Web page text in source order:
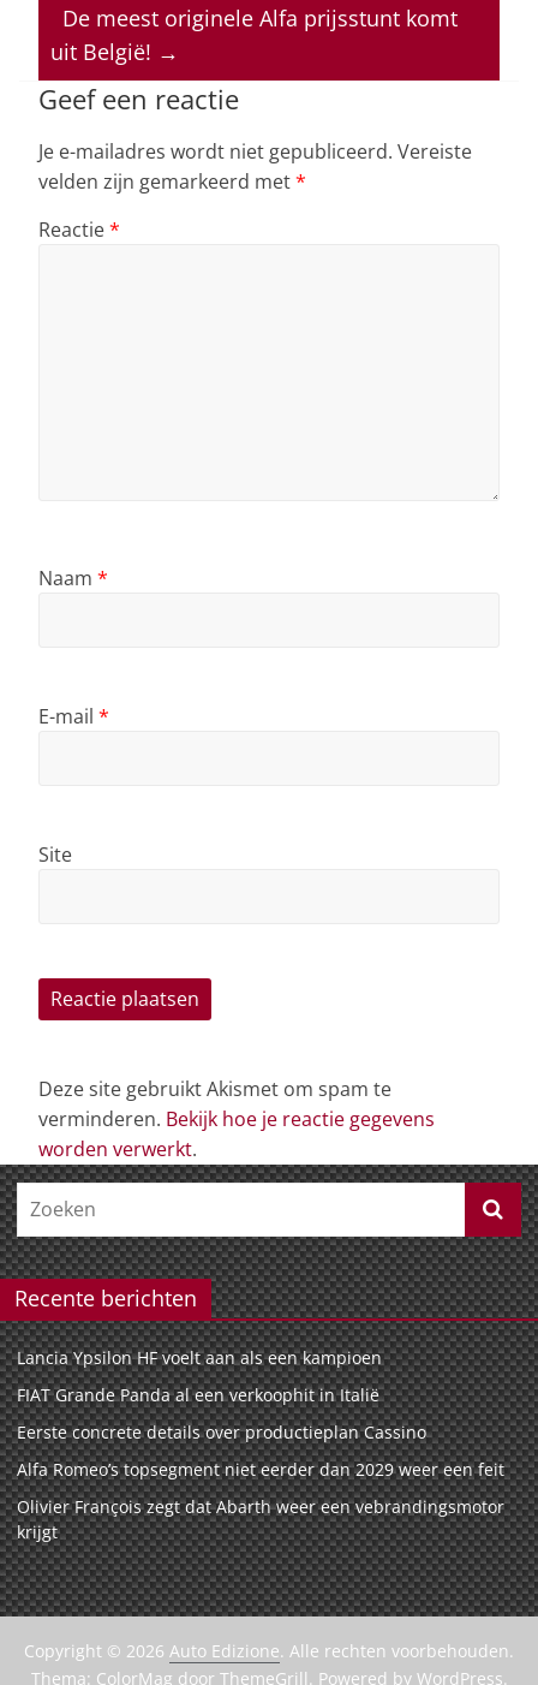
p
p
o
o
k
n s
De meest originele Alfa prijsstunt komt
uit België! →
Geef een reactie
Je e-mailadres wordt niet gepubliceerd. Vereiste
velden zijn gemarkeerd met*
Reactie*
Naam *
E-mail *
Site
Deze site gebruikt Akismet om spam te
verminderen. Bekijk hoe je reactie gegevens
worden verwerkt.
Recente berichten
Lancia Ypsilon HF voelt aan als een kampioen
FIAT Grande Panda al een verkoophit in Italië
Eerste concrete details over productieplan Cassino
Alfa Romeo’s topsegment niet eerder dan 2029 weer een feit
Olivier François zegt dat Abarth weer een vebrandingsmotor
krijgt
Copyright © 2026 Auto Edizione. Alle rechten voorbehouden.
Thema: ColorMag door ThemeGrill. Powered by WordPress.